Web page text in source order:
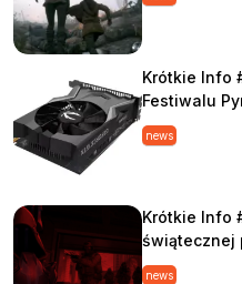
Krótkie Info
Festiwalu
news
Krótkie Info
świątecznej
news